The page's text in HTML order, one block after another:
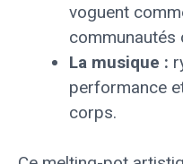
voguent
communautés
La musique :
performance
corps.